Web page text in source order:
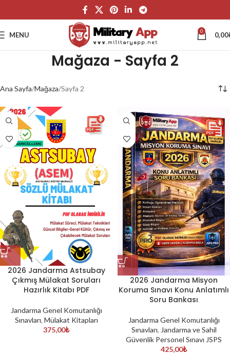
MENU 0 0,00
Mağaza - Sayfa 2
Ana Sayfa Mağaza Sayfa 2
2026 Jandarma Astsubay
Çıkmış Mülakat Soruları
Hazırlık Kitabı PDF
Jandarma Genel Komutanlığı
Sınavları, Mülakat Kitapları
375,00₺
2026 Jandarma Misyon
Koruma Sınavı Konu Anlatımlı
Soru Bankası
Jandarma Genel Komutanlığı
Sınavları, Jandarma ve Sahil
Güvenlik Personel Sınavı JSPS
425,00₺